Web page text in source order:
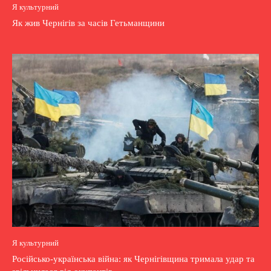
Я культурний
Як жив Чернігів за часів Гетьманщини
Я культурний
Російсько-українська війна: як Чернігівщина тримала удар та